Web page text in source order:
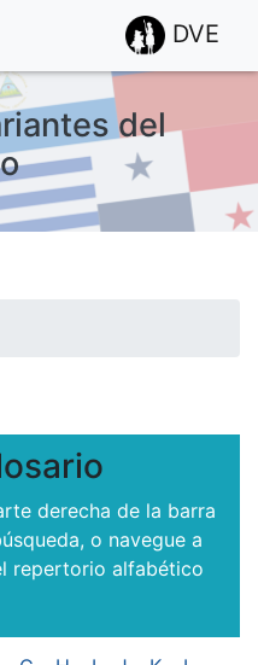
DVE
del
de las visitas.
derecha de la barra
o navegue a
repertorio alfabético